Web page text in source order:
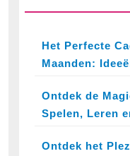
Het Perfecte
Maanden:
Ontdek de
Spelen, Leren
Ontdek het